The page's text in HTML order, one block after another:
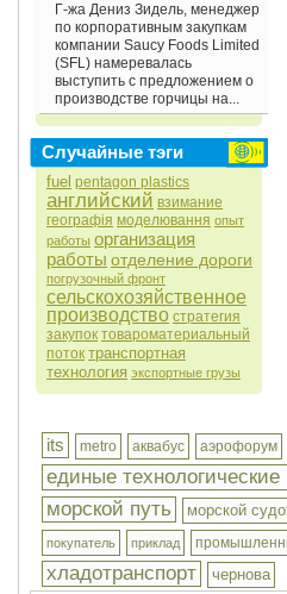
Г-жа Дениз Зидель, менеджер
по корпоративным закупкам
компании Saucy Foods Limited
(SFL) намеревалась
выступить с предложением о
производстве горчицы на...
Случайные тэги
fuel pentagon plastics
английский взимание
географія моделювання опыт
работы организация
работы отделение дороги
погрузочный фронт
сельскохозяйственное
производство стратегия
закупок товароматериальный
поток транспортная
технология экспортные грузы
its metro аквабус аэрофорум
единые
морской путь морской
покупатель приклад
хладотранспорт чернова